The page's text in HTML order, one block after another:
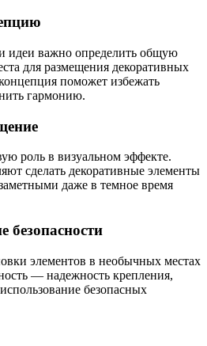
идеи важно определить общую
для размещения декоративных
поможет избежать
гармонию.
роль в визуальном эффекте.
сделать декоративные элементы
даже в темное время
безопасности
элементов в необычных местах
— надежность крепления,
безопасных